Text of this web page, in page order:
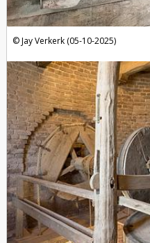
Jay Verkerk (05-10-2025)